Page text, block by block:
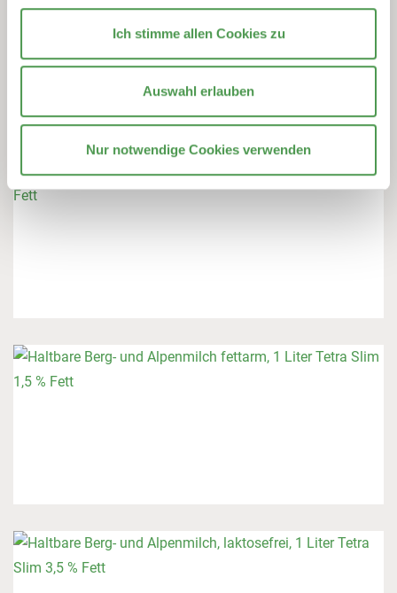
Ich stimme allen Cookies zu
Auswahl erlauben
Nur notwendige Cookies verwenden